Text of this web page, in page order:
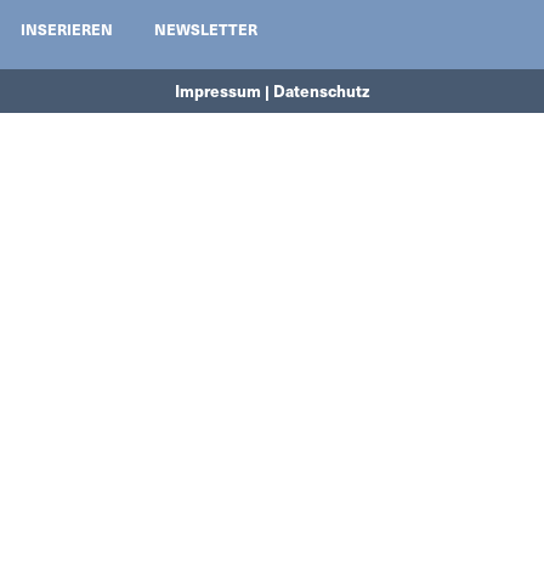
INSERIEREN
NEWSLETTER
Impressum | Datenschutz